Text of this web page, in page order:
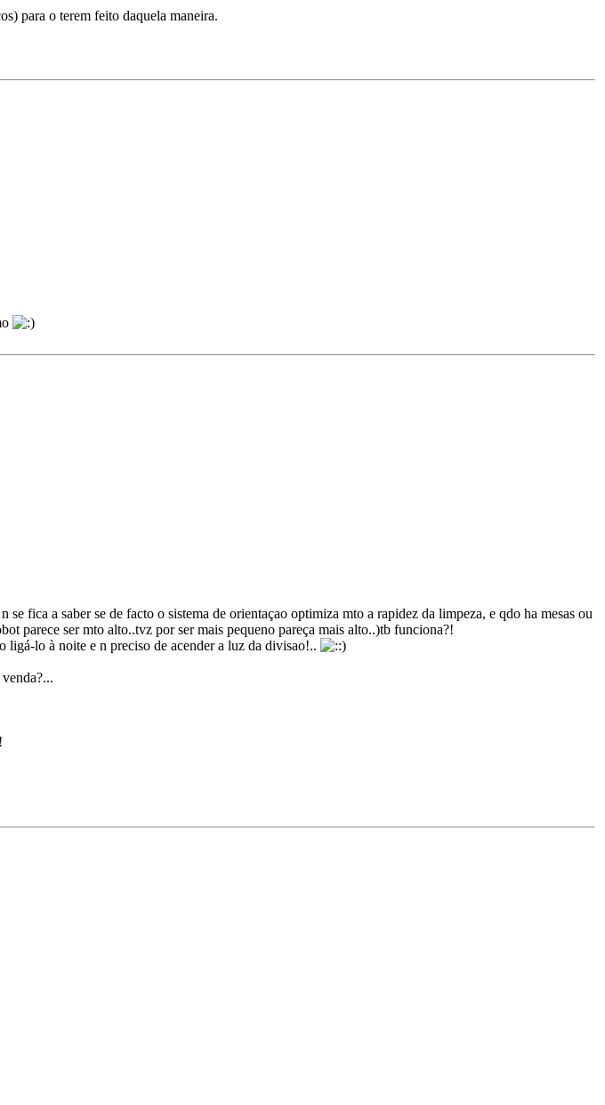
para o terem feito daquela maneira.
fica a saber se de facto o sistema de orientaçao optimiza mto a rapidez da limpeza, e qdo ha mesas ou
parece ser mto alto..tvz por ser mais pequeno pareça mais alto..)tb funciona?!
ligá-lo à noite e n preciso de acender a luz da divisao!..